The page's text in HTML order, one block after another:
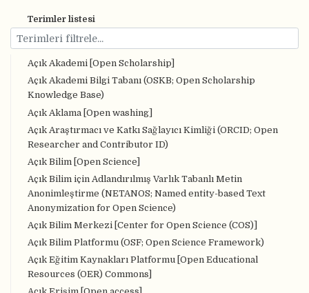
Terimler listesi
Açık Akademi [Open Scholarship]
Açık Akademi Bilgi Tabanı (OSKB; Open Scholarship
Knowledge Base)
Açık Aklama [Open washing]
Açık Araştırmacı ve Katkı Sağlayıcı Kimliği (ORCID; Open
Researcher and Contributor ID)
Açık Bilim [Open Science]
Açık Bilim için Adlandırılmış Varlık Tabanlı Metin
Anonimleştirme (NETANOS; Named entity-based Text
Anonymization for Open Science)
Açık Bilim Merkezi [Center for Open Science (COS)]
Açık Bilim Platformu (OSF; Open Science Framework)
Açık Eğitim Kaynakları Platformu [Open Educational
Resources (OER) Commons]